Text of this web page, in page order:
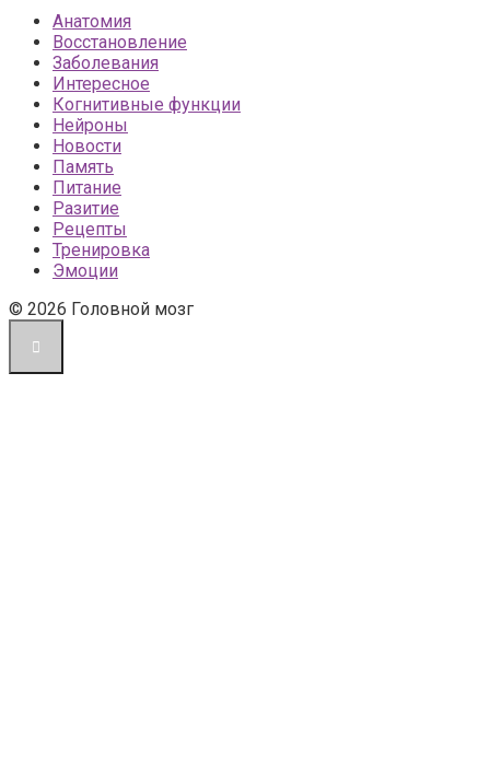
Анатомия
Восстановление
Заболевания
Интересное
Когнитивные функции
Нейроны
Новости
Память
Питание
Разитие
Рецепты
Тренировка
Эмоции
© 2026 Головной мозг